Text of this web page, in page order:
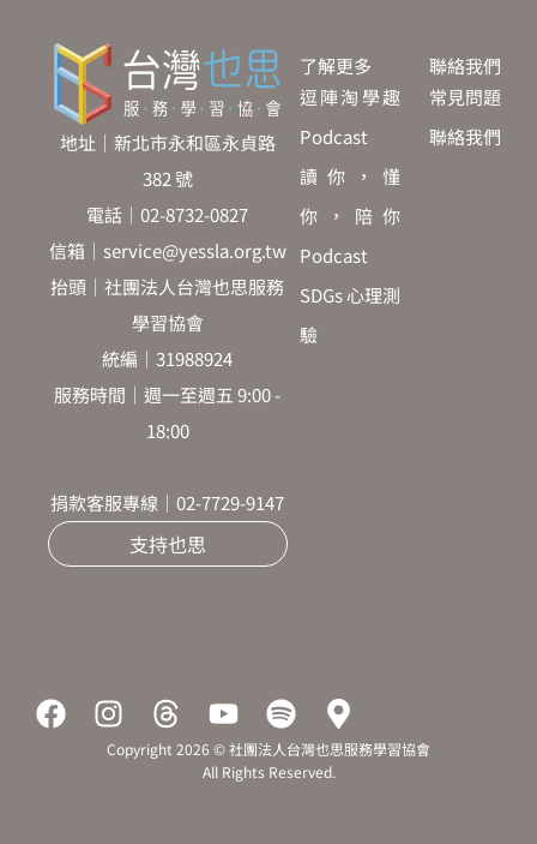
了解更多
逗陣淘學趣
Podcast
讀你，懂
你，陪你
Podcast
SDGs 心理測
驗
地址｜新北市永和區永貞路
382 號
電話｜02-8732-0827
信箱｜service@yessla.org.tw
抬頭｜社團法人台灣也思服務
學習協會
統編｜31988924
服務時間｜週一至週五 9:00 -
18:00
捐款客服專線｜02-7729-9147
支持也思
聯絡我們
常見問題
聯絡我們
F
a
I
n
T
h
Y
o
u
S
p
o
M
a
Copyright 2026 © 社團法人台灣也思服務學習協會
All Rights Reserved.